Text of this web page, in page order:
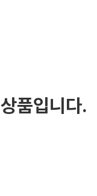
상품입니다.